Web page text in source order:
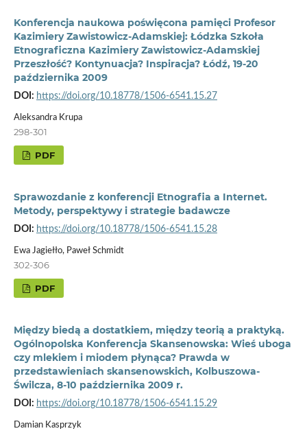
Konferencja naukowa poświęcona pamięci Profesor
Kazimiery Zawistowicz-Adamskiej: Łódzka Szkoła
Etnograficzna Kazimiery Zawistowicz-Adamskiej
Przeszłość? Kontynuacja? Inspiracja? Łódź, 19-20
października 2009
DOI: https://doi.org/10.18778/1506-6541.15.27
Aleksandra Krupa
298-301
PDF
Sprawozdanie z konferencji Etnografia a Internet.
Metody, perspektywy i strategie badawcze
DOI: https://doi.org/10.18778/1506-6541.15.28
Ewa Jagiełło, Paweł Schmidt
302-306
PDF
Między biedą a dostatkiem, między teorią a praktyką.
Ogólnopolska Konferencja Skansenowska: Wieś uboga
czy mlekiem i miodem płynąca? Prawda w
przedstawieniach skansenowskich, Kolbuszowa-
Świlcza, 8-10 października 2009 r.
DOI: https://doi.org/10.18778/1506-6541.15.29
Damian Kasprzyk